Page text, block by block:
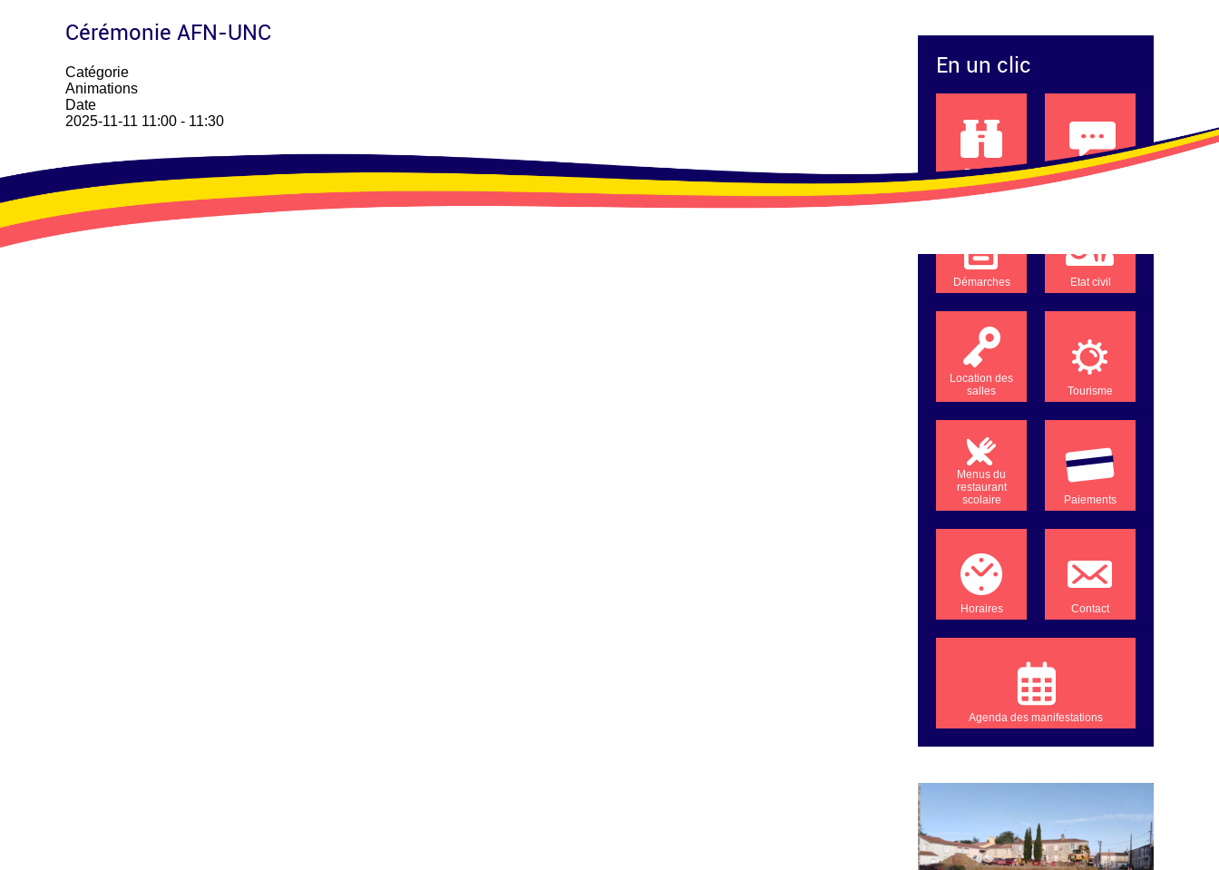
Cérémonie AFN-UNC
Catégorie
Animations
Date
2025-11-11 11:00 - 11:30
Toutes les dates
En un clic
Projets Compte-rendus
Démarches Etat civil
Location des
salles
Tourisme
Menus du
restaurant
scolaire
Paiements
Horaires Contact
Agenda des manifestations